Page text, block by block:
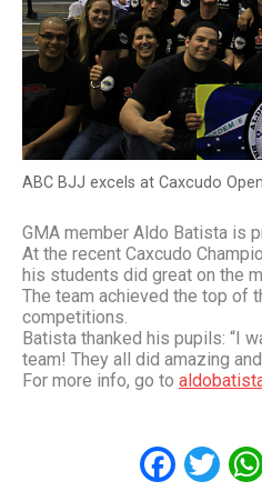
ABC BJJ excels at Caxcudo
GMA member Aldo Batista is
At the recent Caxcudo
his students did great on the
The team achieved the top of
competitions.
Batista thanked his pupils: “I
team! They all did amazing
For more info, go to